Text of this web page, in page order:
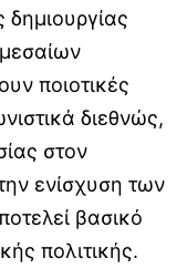
δημιουργίας
ποιοτικές
διεθνώς,
στον
ενίσχυση των
βασικό
πολιτικής.